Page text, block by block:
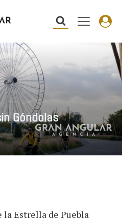
Góndolas
la Estrella de Puebla